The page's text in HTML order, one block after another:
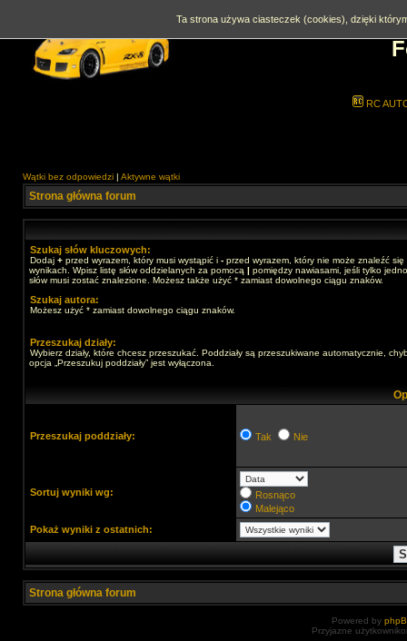
RC
Wątki bez odpowiedzi | Aktywne wątki
Strona główna forum
Szukaj słów kluczowych:
Dodaj + przed wyrazem, który musi wystąpić i - przed wyrazem, który nie może znaleźć się
wynikach. Wpisz listę słów oddzielanych za pomocą | pomiędzy nawiasami, jeśli tylko
słów musi zostać znalezione. Możesz także użyć * zamiast dowolnego ciągu znaków.
Szukaj autora:
Możesz użyć * zamiast dowolnego ciągu znaków.
Przeszukaj działy:
Wybierz działy, które chcesz przeszukać. Poddziały są przeszukiwane automatycznie,
opcja „Przeszukuj poddziały” jest wyłączona.
Przeszukaj poddziały: Tak Nie
Sortuj wyniki wg:
Rosnąco
Malejąco
Pokaż wyniki z ostatnich:
Strona główna forum
Powered by
Przyjazne
Ta strona używa ciasteczek (cookies), dzięki